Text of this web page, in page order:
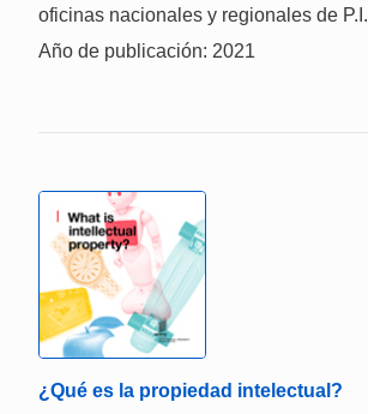
oficinas nacionales y regionales de P.I.
Año de publicación: 2021
¿Qué es la propiedad intelectual?